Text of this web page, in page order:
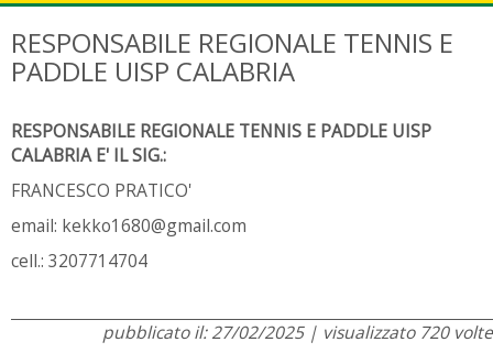
RESPONSABILE REGIONALE TENNIS E
PADDLE UISP CALABRIA
RESPONSABILE REGIONALE TENNIS E PADDLE UISP
CALABRIA E' IL SIG.:
FRANCESCO PRATICO'
email: kekko1680@gmail.com
cell.: 3207714704
pubblicato il: 27/02/2025 | visualizzato 720 volte